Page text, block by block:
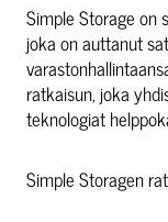
Simple Storage on
joka on auttanut
ratkaisun, joka
teknologiat
Simple Storagen